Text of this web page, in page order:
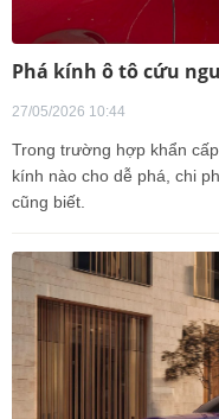
Phá kính ô tô cứu
27/05/2026 10:44
Trong trường hợp khẩn
kính nào cho dễ phá, chi
cũng biết.